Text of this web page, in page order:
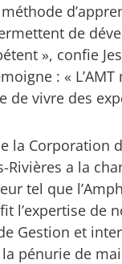
de
», confie
: «
vivre des
la Corporation
a la
tel que
l’expertise de
Gestion et
pénurie de